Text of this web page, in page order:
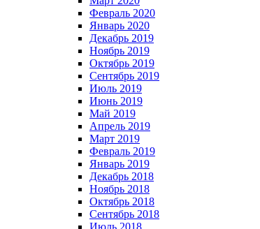
Февраль 2020
Январь 2020
Декабрь 2019
Ноябрь 2019
Октябрь 2019
Сентябрь 2019
Июль 2019
Июнь 2019
Май 2019
Апрель 2019
Март 2019
Февраль 2019
Январь 2019
Декабрь 2018
Ноябрь 2018
Октябрь 2018
Сентябрь 2018
Июль 2018